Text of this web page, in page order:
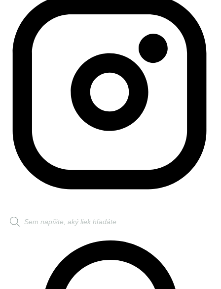
Products
search